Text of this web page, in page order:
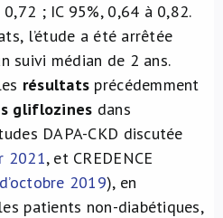
0,72 ; IC 95%, 0,64 à 0,82.
l’étude a été arrêtée
suivi médian de 2 ans.
résultats précédemment
gliflozines dans
DAPA-CKD discutée
2021, et CREDENCE
2019), en
patients non-diabétiques,